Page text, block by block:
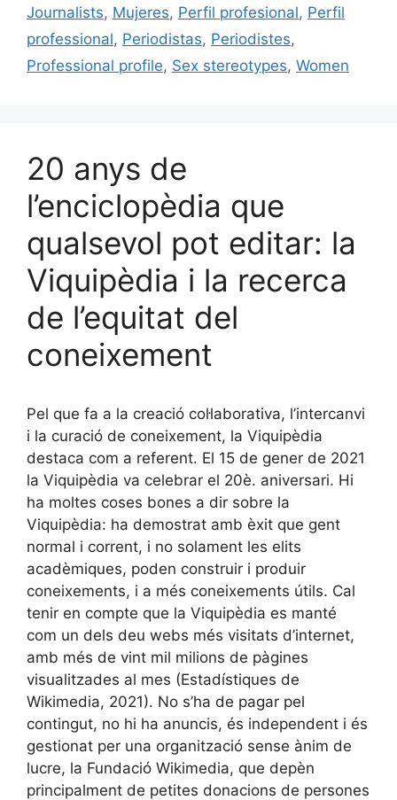
k
Journalists, Mujeres, Perfil profesional, Perfil
professional, Periodistas, Periodistes,
Professional profile, Sex stereotypes, Women
20 anys de
l’enciclopèdia que
qualsevol pot editar: la
Viquipèdia i la recerca
de l’equitat del
coneixement
Pel que fa a la creació col·laborativa, l’intercanvi
i la curació de coneixement, la Viquipèdia
destaca com a referent. El 15 de gener de 2021
la Viquipèdia va celebrar el 20è. aniversari. Hi
ha moltes coses bones a dir sobre la
Viquipèdia: ha demostrat amb èxit que gent
normal i corrent, i no solament les elits
acadèmiques, poden construir i produir
coneixements, i a més coneixements útils. Cal
tenir en compte que la Viquipèdia es manté
com un dels deu webs més visitats d’internet,
amb més de vint mil milions de pàgines
visualitzades al mes (Estadístiques de
Wikimedia, 2021). No s’ha de pagar pel
contingut, no hi ha anuncis, és independent i és
gestionat per una organització sense ànim de
lucre, la Fundació Wikimedia, que depèn
principalment de petites donacions de persones